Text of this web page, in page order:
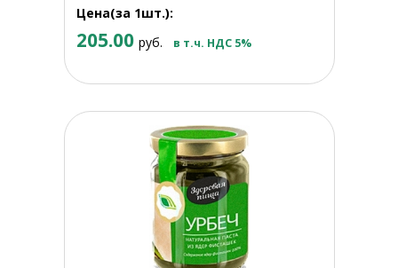
Цена(за 1шт.):
205.00 руб. в т.ч. НДС 5%